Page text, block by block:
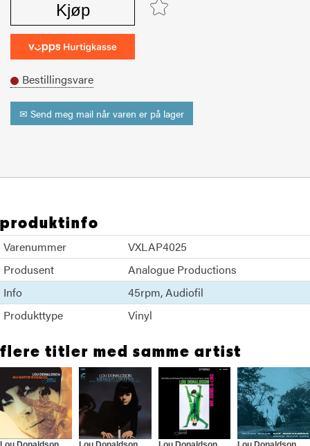
Kjøp
Bestillingsvare
✉ Send meg mail når varen er på lager
produktinfo
Varenummer
VXLAP4025
Produsent
Analogue Productions
Info
45rpm Audiofil
Produkttype
Vinyl
flere titler med samme artist